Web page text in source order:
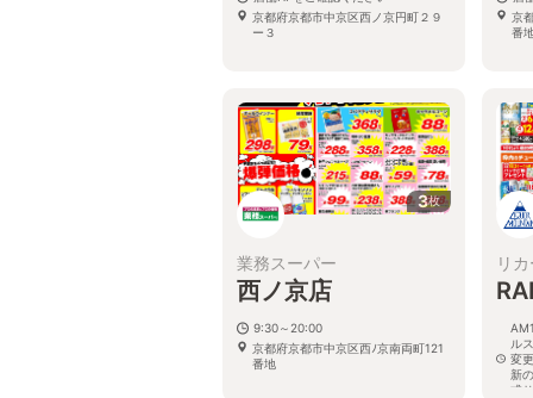
京都府京都市中京区西ノ京円町２９
ー３
京
番
3枚
業務スーパー
西ノ京店
9:30～20:00
京都府京都市中京区西ﾉ京南両町121
番地
リ
ル
変
新
式